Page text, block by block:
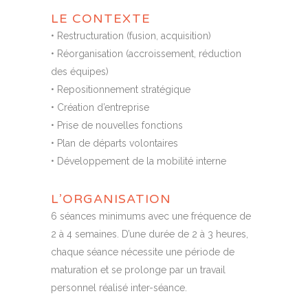
LE CONTEXTE
• Restructuration (fusion, acquisition)
• Réorganisation (accroissement, réduction
des équipes)
• Repositionnement stratégique
• Création d’entreprise
• Prise de nouvelles fonctions
• Plan de départs volontaires
• Développement de la mobilité interne
L’ORGANISATION
6 séances minimums avec une fréquence de
2 à 4 semaines. D’une durée de 2 à 3 heures,
chaque séance nécessite une période de
maturation et se prolonge par un travail
personnel réalisé inter-séance.